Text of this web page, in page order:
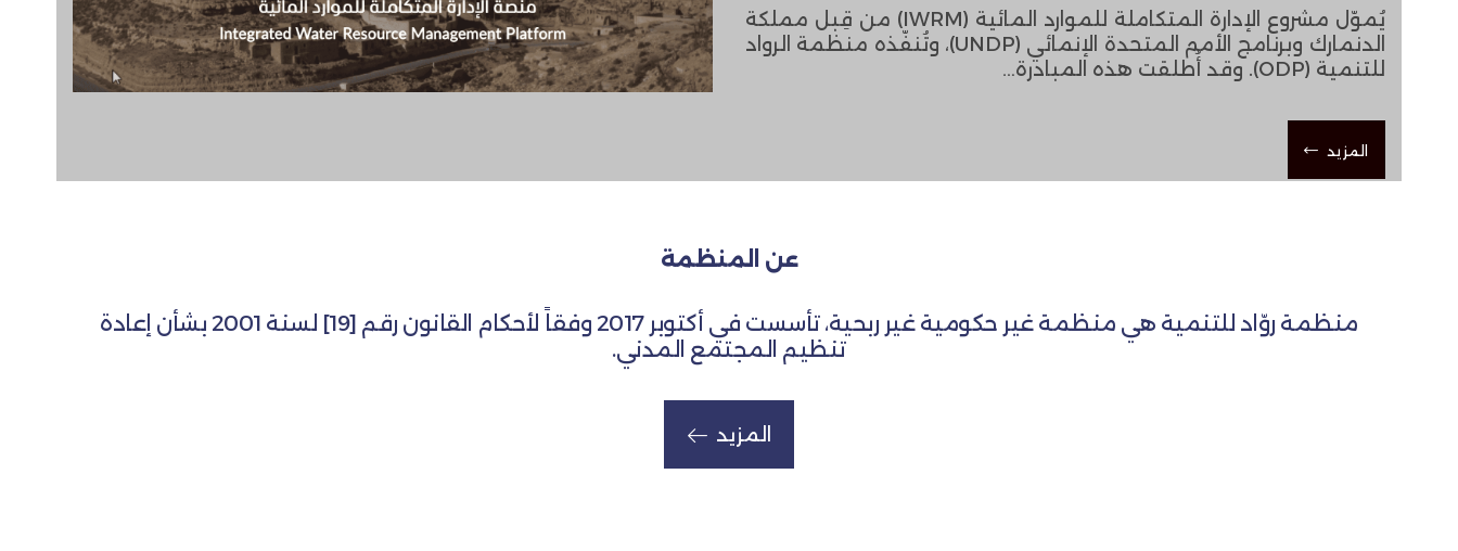
يُموّل مشروع الإدارة المتكاملة للموارد المائية (IWRM) من قِبل مملكة
الدنمارك وبرنامج الأمم المتحدة الإنمائي (UNDP)، ​​وتُنفّذه منظمة الرواد
للتنمية (ODP). وقد أُطلقت هذه المبادرة…
المزيد
عن المنظمة
منظمة روّاد للتنمية هي منظمة غير حكومية غير ربحية، تأسست في أكتوبر 2017 وفقاً لأحكام القانون رقم [19] لسنة 2001 بشأن إعادة
تنظيم المجتمع المدني.
المزيد